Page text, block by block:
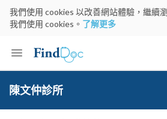
我們使用 cookies 以改善網站體驗，繼續
我們使用 cookies。 了解更多
Keyword
陳文仲診所